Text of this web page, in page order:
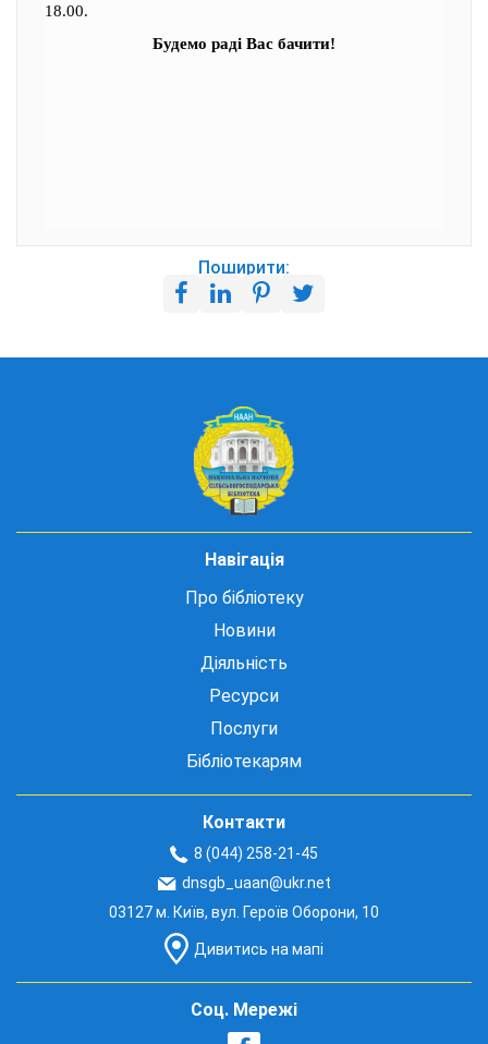
18.00.
Будемо раді Вас бачити!
Поширити:
Навігація
Про бібліотеку
Новини
Діяльність
Ресурси
Послуги
Бібліотекарям
Контакти
8 (044) 258-21-45
dnsgb_uaan@ukr.net
03127 м. Київ, вул. Героїв Оборони, 10
Дивитись на мапі
Соц. Мережі